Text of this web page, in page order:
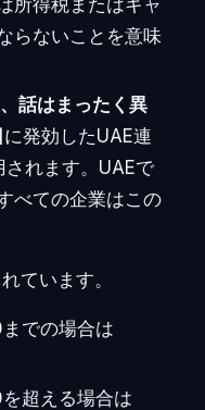
らないことを意味
話はまったく異
に発効したUAE連
れます。UAEで
べての企業はこの
ています。
での場合は
超える場合は